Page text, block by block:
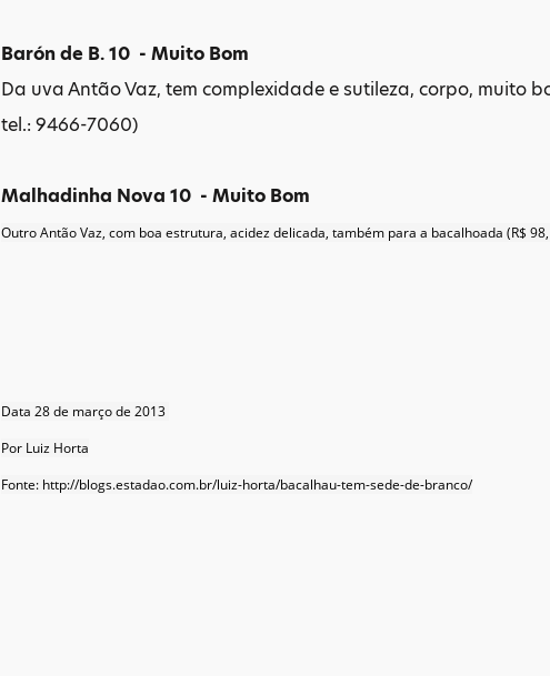
Barón de B. 10 - Muito Bom
Da uva Antão Vaz, tem complexidade e sutileza, corpo, muito
tel.: 9466-7060)
Malhadinha Nova 10 - Muito Bom
Outro Antão Vaz, com boa estrutura, acidez delicada, também para a bacalhoada (R$
Data 28 de março de 2013
Por Luiz Horta
Fonte: http://blogs.estadao.com.br/luiz-horta/bacalhau-tem-sede-de-branco/